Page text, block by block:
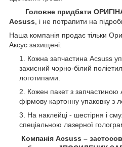
Головне придбати
Acsuss , і не потрапити на
Наша компанія продає тільки
Аксус захищені:
Кожна запчастина Acsuss
захисний чорно-білий
логотипами.
Кожен пакет з запчастиною
фірмову картонну упаковку з
На наклейці - шестірня і
спеціальною лазерної
Компанія Acsuss –